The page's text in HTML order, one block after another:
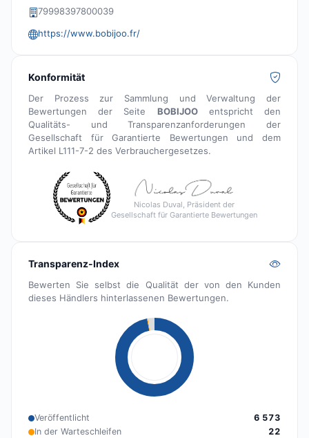
79998397800039
https://www.bobijoo.fr/
Konformität
Der Prozess zur Sammlung und Verwaltung der
Bewertungen der Seite BOBIJOOentspricht den
Qualitäts- und Transparenzanforderungen der
Gesellschaft für Garantierte Bewertungen und dem
Artikel L111-7-2 des Verbrauchergesetzes.
Nicolas Duval, Präsident der
Gesellschaft für Garantierte Bewertungen
Transparenz-Index
Bewerten Sie selbst die Qualität der von den Kunden
dieses Händlers hinterlassenen Bewertungen.
Veröffentlicht
6 573
In der Warteschleifen
22